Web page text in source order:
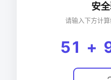
安
请输入下方计
51 +